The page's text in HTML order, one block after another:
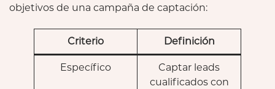
objetivos de una campaña de captación:
Criterio Definición
Específico
Captar leads
cualificados con